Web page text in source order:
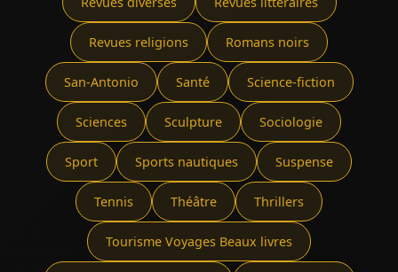
Revues religions Romans noirs
San-Antonio Santé Science-fiction
Sciences Sculpture Sociologie
Sport Sports nautiques Suspense
Tennis Théâtre Thrillers
Tourisme Voyages Beaux livres